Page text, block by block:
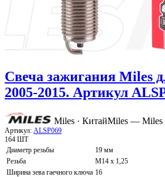
Свеча зажигания Miles
2005-2015. Артикул
Miles · КитайMiles — Miles
Артикул: ALSP069
164 ШТ
Диаметр резьбы
19 мм
Резьба
M14 x 1,25
Ширина зева гаечного ключа 16